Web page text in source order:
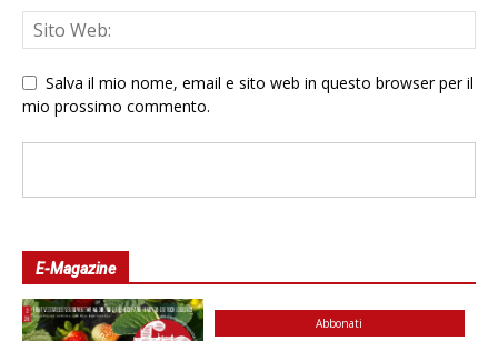
Salva il mio nome, email e sito web in questo browser per il
mio prossimo commento.
E-Magazine
Abbonati